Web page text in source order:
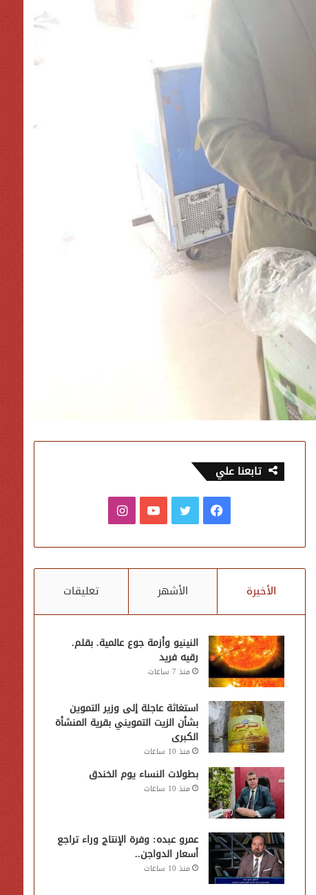
تابعنا علي
فيسبوكتويتر يوتيوبانستقرام
الأخيرة الأشهر تعليقات
النينيو وأزمة جوع عالمية. بقلم.
رقيه فريد
منذ 7 ساعات
استغاثة عاجلة إلى وزير التموين
بشأن الزيت التمويني بقرية المنشأة
الكبرى
منذ 10 ساعات
بطولات النساء يوم الخندق
منذ 10 ساعات
عمرو عبده: وفرة الإنتاج وراء تراجع
أسعار الدواجن..
منذ 10 ساعات